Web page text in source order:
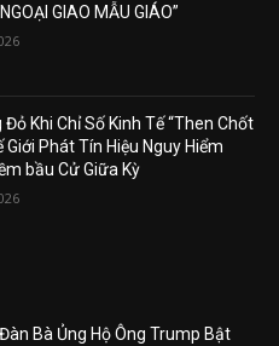
GIAO MẪU GIÁO”
Đỏ Khi Chỉ Số Kinh Tế “Then Chốt
Giới Phát Tín Hiệu Nguy Hiểm
bầu Cử Giữa Kỳ
Bà Ủng Hộ Ông Trump Bật